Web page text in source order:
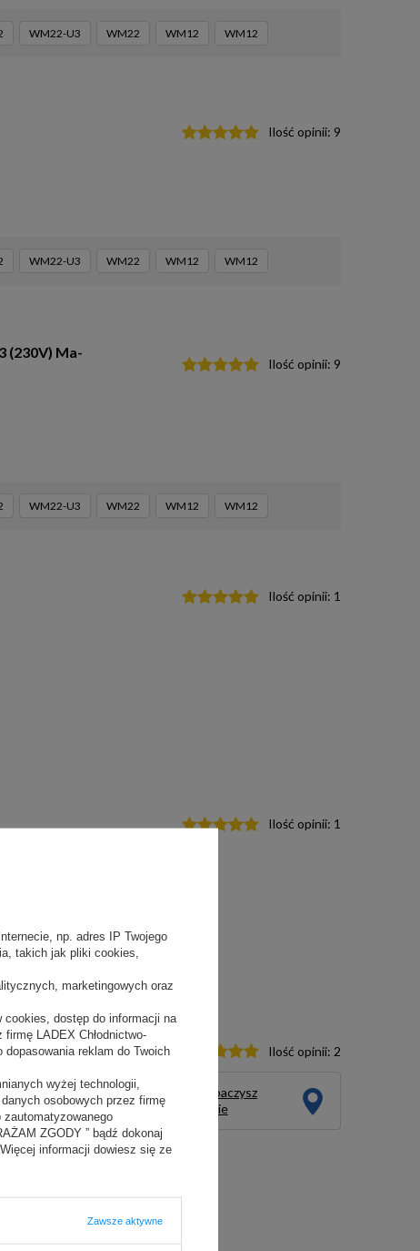
WM22-U3 WM22 WM12 WM12
Ilość opinii: 9
WM22-U3 WM22 WM12 WM12
(230V) Ma-
Ilość opinii: 9
WM22-U3 WM22 WM12 WM12
Ilość opinii: 1
Ilość opinii: 1
Ilość opinii: 2
Ten produkt zobaczysz
na żywo w salonie
np. adres IP Twojego
takich jak pliki cookies,
marketingowych oraz
dostęp do informacji na
LADEX Chłodnictwo-
reklam do Twoich
wyżej technologii,
osobowych przez firmę
ZGODY ” bądź dokonaj
informacji dowiesz się ze
Zawsze aktywne